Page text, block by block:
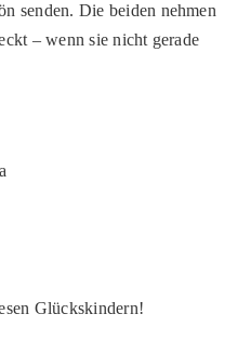
senden. Die beiden nehmen
– wenn sie nicht gerade
Glückskindern!